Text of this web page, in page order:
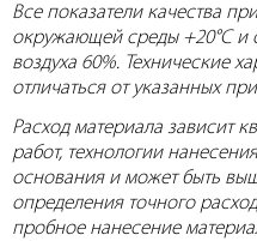
Все показатели качества
окружающей среды +20°C и
воздуха 60%. Технические
отличаться от указанных
Расход материала зависит
работ, технологии
основания и может быть
определения точного
пробное нанесение